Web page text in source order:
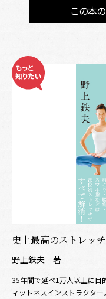
この本
史上最高のストレッチ
野上鉄夫 著
35年間で延べ1万人以上に目
ィットネスインストラクタ